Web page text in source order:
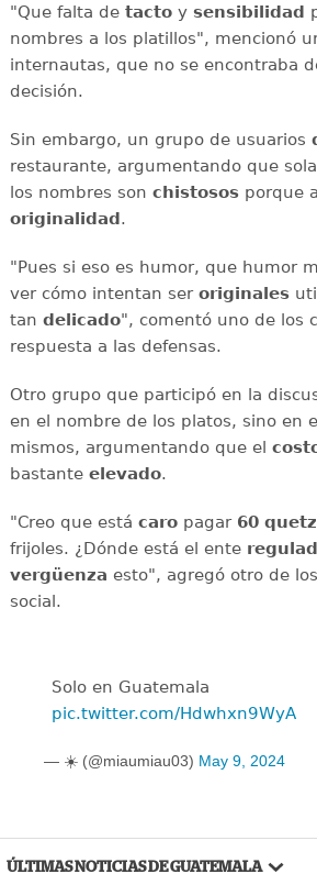
"Que falta de tactoy sensibilidad
nombres a los platillos", mencionó
internautas, que no se encontraba
decisión.
Sin embargo, un grupo de usuarios
restaurante, argumentando que
los nombres son chistososporque
originalidad.
"Pues si eso es humor, que humor
ver cómo intentan ser originales
tan delicado", comentó uno de los
respuesta a las defensas.
Otro grupo que participó en la
en el nombre de los platos, sino en
mismos, argumentando que el
bastante elevado.
"Creo que está caropagar 60
frijoles. ¿Dónde está el ente
vergüenza esto", agregó otro de
social.
Solo en Guatemala
pic.twitter.com/Hdwhxn9WyA
— ☀️ (@miaumiau03) May 9, 2024
ÚLTIMAS NOTICIAS DE GUATEMALA